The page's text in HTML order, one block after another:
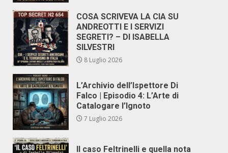
COSA SCRIVEVA LA CIA SU
ANDREOTTI E I SERVIZI
SEGRETI? – DI ISABELLA
SILVESTRI
8 Luglio 2026
L’Archivio dell’Ispettore Di
Falco | Episodio 4: L’Arte di
Catalogare l’Ignoto
7 Luglio 2026
Il caso Feltrinelli e quella nota